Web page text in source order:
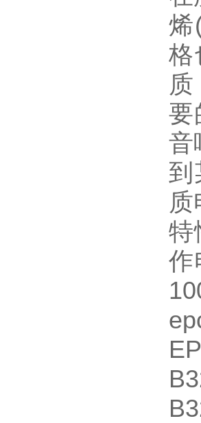
烯
格
要
音
到
特
作